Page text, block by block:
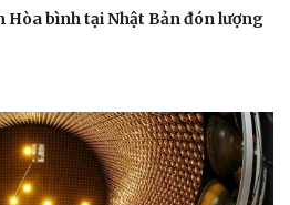
Hòa bình tại Nhật Bản đón lượng